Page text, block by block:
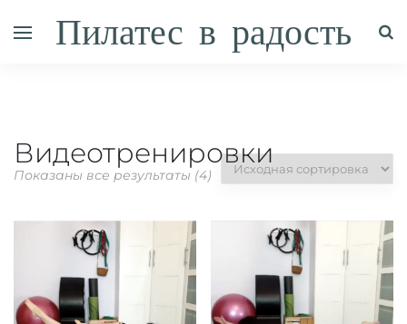
Пилатес в радость
Видеотренировки
Показаны все результаты (4)